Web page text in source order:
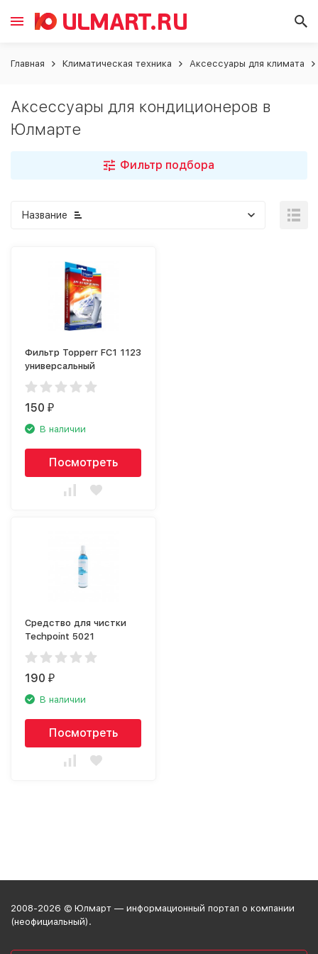
Главная Климатическая техника Аксессуары для климата
Аксессуары для кондиционеров в
Юлмарте
Фильтр подбора
Название
Фильтр Topperr FC1 1123
универсальный
150₽
В наличии
Посмотреть
Средство для чистки
Techpoint 5021
190₽
В наличии
Посмотреть
2008-2026 © Юлмарт — информационный портал о компании
(неофициальный).